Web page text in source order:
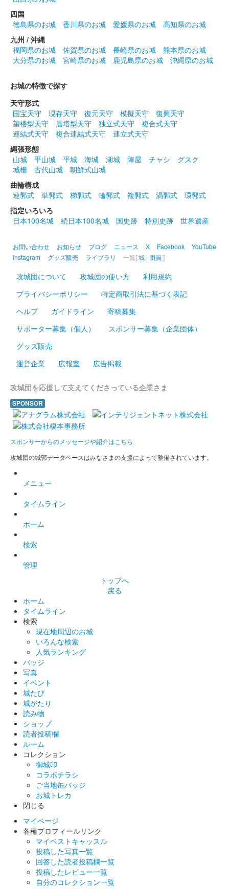
碓氷峠城 御城印 豊臣北國軍 真田昌幸・直江兼続版
碓氷峠城 御城印
碓氷峠城 御城印 真田信繁初陣伝承版
2026年6月13、14日に開催された群馬戦国御城印サミット2026
にて先行販売された御城印。
碓氷峠城 御城印
碓氷峠城 御城印 令和八年 春限定版
碓氷峠城 御城印 前田利家 特別限定版
2025年6月7、8日に開催された群馬戦国御城印サミット2025に
て先行販売された御城印。
碓氷峠城 御城印
群馬戦国御城印サミット限定 白菜
ねこ茶 真田信繁版
販売終了
四国
徳島県のお城
香川県のお城 愛媛県のお城
高知県のお城
九州 / 沖縄
福岡県のお城
佐賀県のお城 長崎県のお城
熊本県のお城
大分県のお城
宮崎県のお城 鹿児島県のお城 沖縄県のお城
お城の特徴で探す
天守形式
国宝天守
現存天守 復元天守 模擬天守
復興天守
望楼型天守
層塔型天守 独立式天守
複合式天守
連結式天守
複合連結式天守
連立式天守
縄張形態
山城
平山城 平城 海城 湖城 陣屋 チャシ
グスク
城柵
古代山城
朝鮮式山城
曲輪構成
連郭式
単郭式 梯郭式 輪郭式 複郭式 渦郭式
環郭式
指定いろいろ
日本100名城
続日本100名城 国史跡 特別史跡 世界遺産
お問い合わせ お知らせ ブログ ニュース X Facebook
YouTube
Instagram
グッズ販売 ライブラリ 一覧[城 | 団員 ]
攻城団について 攻城団の使い方
利用規約
プライバシーポリシー
特定商取引法に基づく表記
ヘルプ
ガイドライン
寄稿募集
サポーター募集（個人）
スポンサー募集（企業団体）
グッズ販売
運営企業
広報室 広告掲載
攻城団を応援して支えてくださっている企業さま
SPONSOR
スポンサーからのメッセージや紹介はこちら
攻城団の城郭データベースはみなさまの支援によって整備されています。
メニュー
タイムライン
ホーム
検索
管理
トップへ
戻る
ホーム
タイムライン
検索
現在地周辺のお城
いろんな検索
人気ランキング
バッジ
写真
イベント
城たび
城がたり
読み物
ショップ
読者投稿欄
ルーム
コレクション
御城印
コラボチラシ
ご当地缶バッジ
お城トレカ
閉じる
マイページ
各種プロフィールリンク
マイベストキャッスル
投稿した写真一覧
回答した読者投稿欄一覧
投稿したレビュー一覧
自分のコレクション一覧